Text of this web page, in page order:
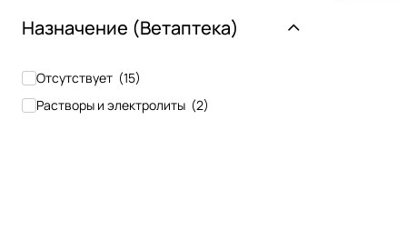
Назначение (Ветаптека)
Отсутствует (15)
Растворы и электролиты (2)